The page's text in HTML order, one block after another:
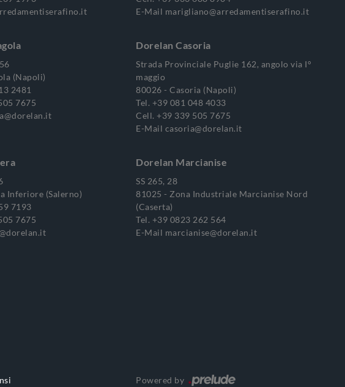
E-Mail marigliano@arredamentiserafino.it
(Napoli)
2481
7675
Dorelan Casoria
Strada Provinciale Puglie 162, angolo via I°
maggio
80026 - Casoria (Napoli)
Tel. +39 081 048 4033
Cell. +39 339 505 7675
E-Mail casoria@dorelan.it
Inferiore (Salerno)
7193
7675
Dorelan Marcianise
SS 265, 28
81025 - Zona Industriale Marcianise Nord
(Caserta)
Tel. +39 0823 262 564
E-Mail marcianise@dorelan.it
Powered by